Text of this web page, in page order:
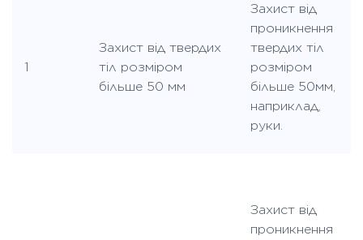
1
Захист від твердих
тіл розміром
більше 50 мм
Захист від
проникнення
твердих тіл
розміром
більше 50мм,
наприклад,
руки.
Захист від
проникнення